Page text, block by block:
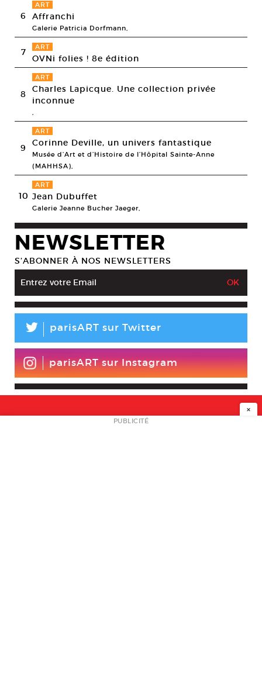
6
ART
Affranchi
Galerie Patricia Dorfmann,
7 ART
OVNi folies ! 8e édition
8
ART
Charles Lapicque. Une collection privée
inconnue
,
9
ART
Corinne Deville, un univers fantastique
Musée d’Art et d’Histoire de l’Hôpital Sainte-Anne
(MAHHSA),
10
ART
Jean Dubuffet
Galerie Jeanne Bucher Jaeger,
NEWSLETTER
S’ABONNER À NOS NEWSLETTERS
L parisART sur Twitter
parisART sur Instagram
NEWSLETTER
×
PUBLICITÉ